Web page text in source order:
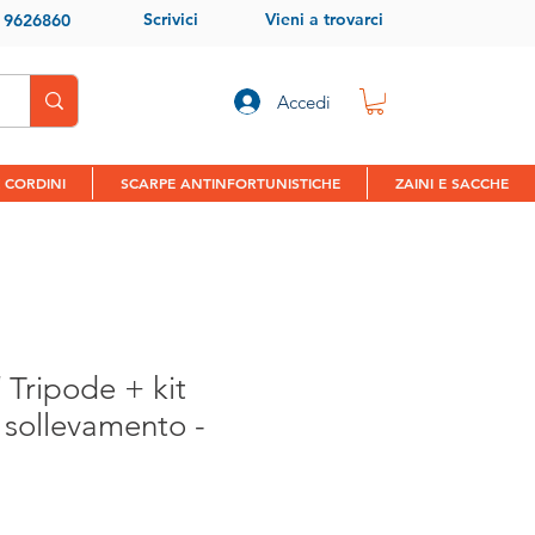
Accedi
Scrivici Vieni a trovarci
CORDINI SCARPE ANTINFORTUNISTICHE ZAINI E SACCHE
+ kit
-